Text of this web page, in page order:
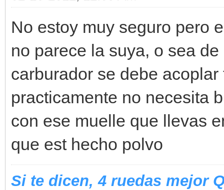
No estoy muy seguro pero
no parece la suya, o sea
carburador se debe
practicamente no necesita
con ese muelle que llevas
que est hecho polvo
Si te dicen, 4 ruedas mejor